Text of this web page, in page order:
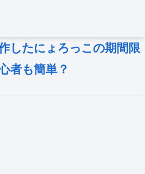
したにょろっこの期間限
者も簡単？